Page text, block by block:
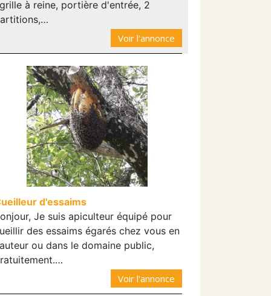
à reine, portière d'entrée, 2
Voir l'annonce
d'essaims
Je suis apiculteur équipé pour
des essaims égarés chez vous en
ou dans le domaine public,
Voir l'annonce